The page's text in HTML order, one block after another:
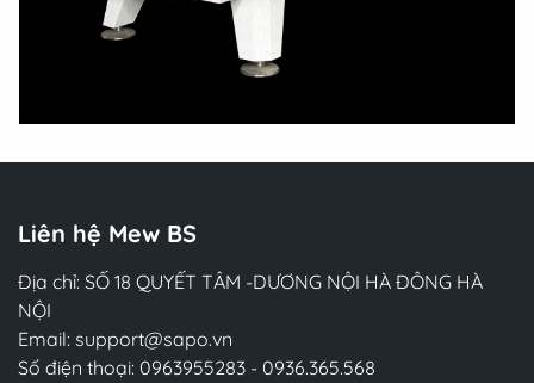
Liên hệ Mew BS
Địa chỉ: SỐ 18 QUYẾT TÂM -DƯƠNG NỘI HÀ ĐÔNG HÀ
NỘI
Email: support@sapo.vn
Số điện thoại: 0963955283 - 0936.365.568